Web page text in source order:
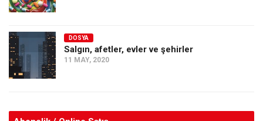
DOSYA
Salgın, afetler, evler ve şehirler
11 MAY, 2020